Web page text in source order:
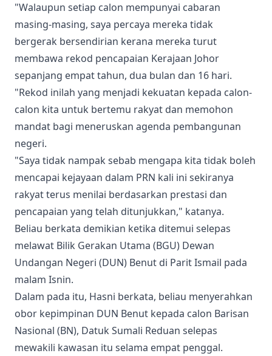
"Walaupun setiap calon mempunyai cabaran
masing-masing, saya percaya mereka tidak
bergerak bersendirian kerana mereka turut
membawa rekod pencapaian Kerajaan Johor
sepanjang empat tahun, dua bulan dan 16 hari.
"Rekod inilah yang menjadi kekuatan kepada calon-
calon kita untuk bertemu rakyat dan memohon
mandat bagi meneruskan agenda pembangunan
negeri.
"Saya tidak nampak sebab mengapa kita tidak boleh
mencapai kejayaan dalam PRN kali ini sekiranya
rakyat terus menilai berdasarkan prestasi dan
pencapaian yang telah ditunjukkan," katanya.
Beliau berkata demikian ketika ditemui selepas
melawat Bilik Gerakan Utama (BGU) Dewan
Undangan Negeri (DUN) Benut di Parit Ismail pada
malam Isnin.
Dalam pada itu, Hasni berkata, beliau menyerahkan
obor kepimpinan DUN Benut kepada calon Barisan
Nasional (BN), Datuk Sumali Reduan selepas
mewakili kawasan itu selama empat penggal.